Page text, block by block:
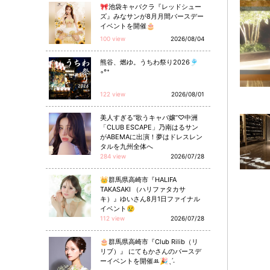
🎀池袋キャバクラ『レッドシュー
ズ』みなサンが8月月間バースデー
イベントを開催🎂
100 view 2026/08/04
熊谷、燃ゆ。うちわ祭り2026🎐
◦°⁺
122 view 2026/08/01
美人すぎる“歌うキャバ嬢”♡中洲
「CLUB ESCAPE」乃南はるサン
がABEMAに出演！夢はドレスレン
タルを九州全体へ
284 view 2026/07/28
👑群馬県高崎市『HALIFA
TAKASAKI （ハリファタカサ
キ）』ゆいさん8月1日ファイナル
イベント😢
112 view 2026/07/28
🎂群馬県高崎市『Club Rilib（リ
リブ）』 にてもかさんのバースデ
ーイベントを開催ꔛ🎉ˎˊ˗